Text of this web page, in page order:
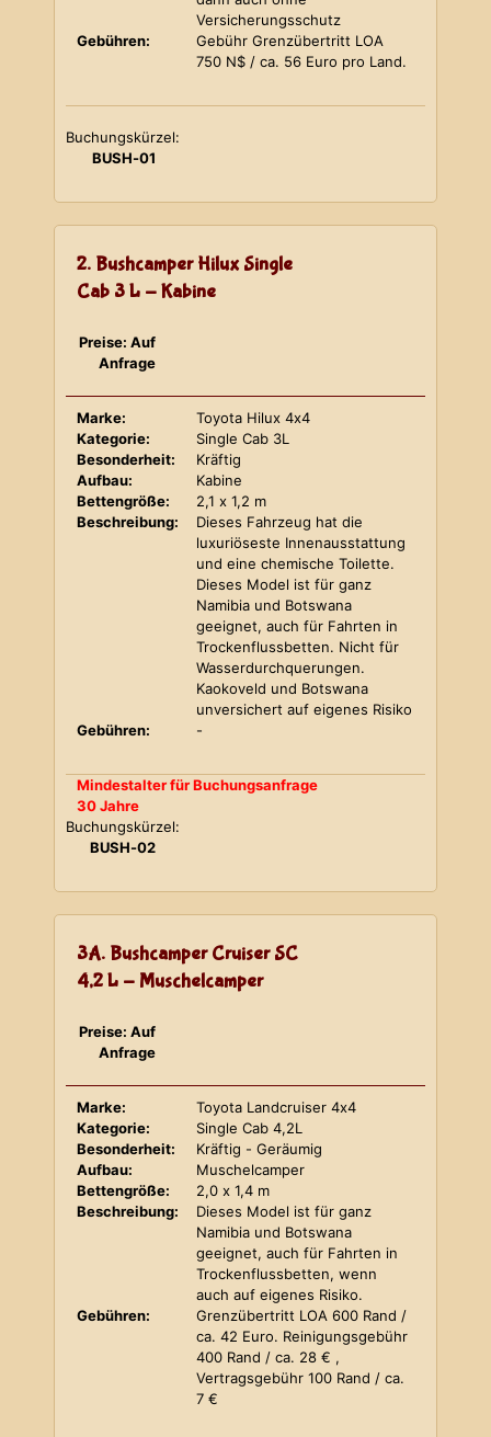
Versicherungsschutz
Gebühren:
Gebühr Grenzübertritt LOA
750 N$ / ca. 56 Euro pro Land.
Buchungskürzel:
BUSH-01
2. Bushcamper Hilux Single
Cab 3 L - Kabine
Preise: Auf
Anfrage
Marke:
Toyota Hilux 4x4
Kategorie:
Single Cab 3L
Besonderheit:
Kräftig
Aufbau:
Kabine
Bettengröße:
2,1 x 1,2 m
Beschreibung:
Dieses Fahrzeug hat die
luxuriöseste Innenausstattung
und eine chemische Toilette.
Dieses Model ist für ganz
Namibia und Botswana
geeignet, auch für Fahrten in
Trockenflussbetten. Nicht für
Wasserdurchquerungen.
Kaokoveld und Botswana
unversichert auf eigenes Risiko
Gebühren:
-
Mindestalter für Buchungsanfrage
30 Jahre
Buchungskürzel:
BUSH-02
3A. Bushcamper Cruiser SC
4,2 L - Muschelcamper
Preise: Auf
Anfrage
Marke:
Toyota Landcruiser 4x4
Kategorie:
Single Cab 4,2L
Besonderheit:
Kräftig - Geräumig
Aufbau:
Muschelcamper
Bettengröße:
2,0 x 1,4 m
Beschreibung:
Dieses Model ist für ganz
Namibia und Botswana
geeignet, auch für Fahrten in
Trockenflussbetten, wenn
auch auf eigenes Risiko.
Gebühren:
Grenzübertritt LOA 600 Rand /
ca. 42 Euro. Reinigungsgebühr
400 Rand / ca. 28 € ,
Vertragsgebühr 100 Rand / ca.
7 €